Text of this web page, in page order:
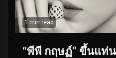
1 min read
“พีพี กฤษฏ์” ขึ้นแท่